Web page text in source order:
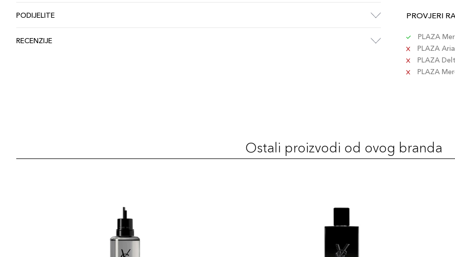
PODIJELITE
RECENZIJE
PROVJERI
PLAZA
PLAZA
PLAZA
PLAZA
Ostali proizvodi od ovog branda